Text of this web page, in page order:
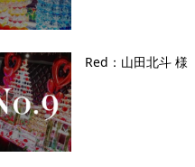
Red：山田北斗 様